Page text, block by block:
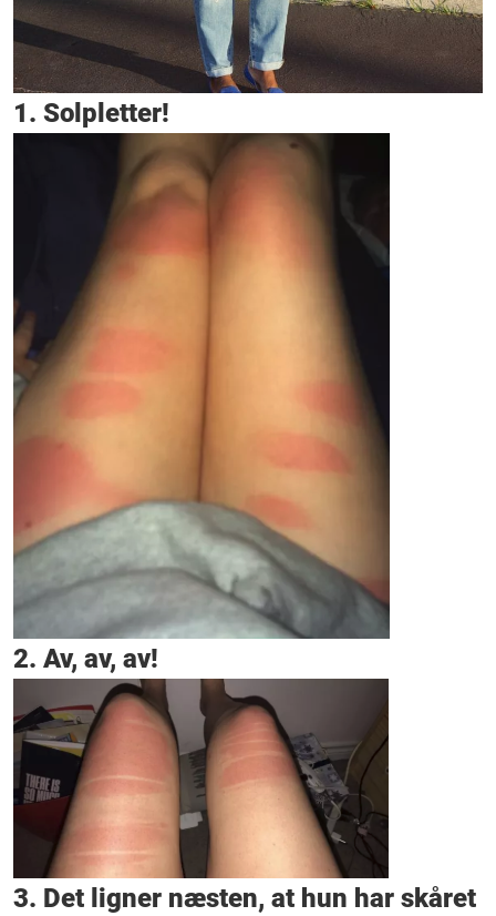
1. Solpletter!
2. Av, av, av!
3. Det ligner næsten, at hun har skåret